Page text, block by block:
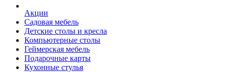
Акции
Садовая мебель
Детские столы и кресла
Компьютерные столы
Геймерская мебель
Подарочные карты
Кухонные стулья